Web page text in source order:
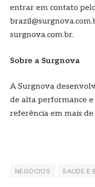
entrar em contato
surgnova.com.br.
Sobre a Surgnova
A Surgnova
de alta performance
referência em mais de
NEGÓCIOS SAÚDE E